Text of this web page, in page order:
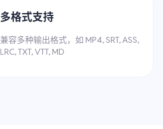
多格式支持
兼容多种输出格式，如 MP4, SRT, ASS,
LRC, TXT, VTT, MD